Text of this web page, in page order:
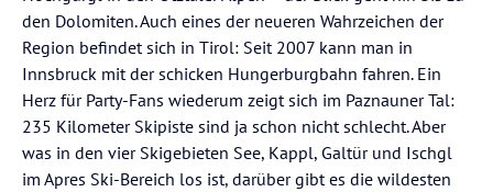
den Dolomiten. Auch eines der neueren Wahrzeichen der
Region befindet sich in Tirol: Seit 2007 kann man in
Innsbruck mit der schicken Hungerburgbahn fahren. Ein
Herz für Party-Fans wiederum zeigt sich im Paznauner Tal:
235 Kilometer Skipiste sind ja schon nicht schlecht. Aber
was in den vier Skigebieten See, Kappl, Galtür und Ischgl
im Apres Ski-Bereich los ist, darüber gibt es die wildesten